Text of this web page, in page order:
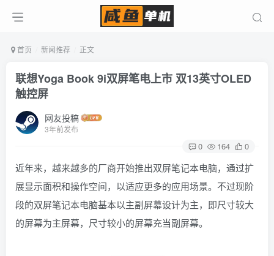
首页 新闻推荐 正文
联想Yoga Book 9i双屏笔电上市 双13英寸OLED
触控屏
网友投稿
3年前发布
0 164 0
近年来，越来越多的厂商开始推出双屏笔记本电脑，通过扩
展显示面积和操作空间，以适应更多的应用场景。不过现阶
段的双屏笔记本电脑基本以主副屏幕设计为主，即尺寸较大
的屏幕为主屏幕，尺寸较小的屏幕充当副屏幕。